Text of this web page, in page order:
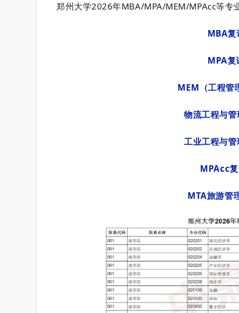
郑州大学2026年MBA/MPA/MEM/MPAcc等专
MBA
MPA
MEM（工程管
物流工程与
工业工程与
MPAcc
MTA旅游管